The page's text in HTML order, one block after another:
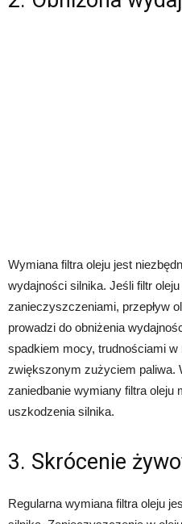
Wymiana filtra oleju jest
wydajności silnika. Jeśli filtr
zanieczyszczeniami, przepływ
prowadzi do obniżenia
spadkiem mocy, trudnościami
zwiększonym zużyciem paliwa.
zaniedbanie wymiany filtra oleju
uszkodzenia silnika.
3. Skrócenie
Regularna wymiana filtra oleju